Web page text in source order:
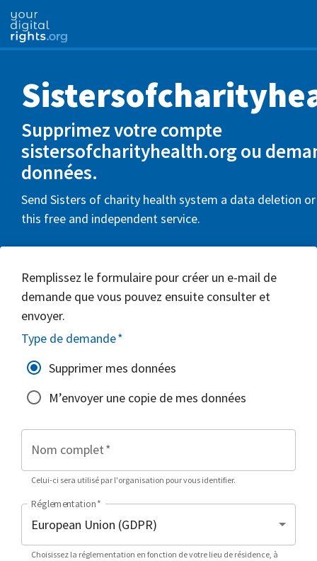
Supprimez votre compte
sistersofcharityhealth.org ou
données.
Send Sisters of charity health system a data deletion
this free and independent service.
Remplissez le formulaire pour créer un e-mail de
demande que vous pouvez ensuite consulter et
envoyer.
Type de demande*
Supprimer mes données
M’envoyer une copie de mes données
Nom complet*
Celui-ci sera utilisé par l'organisation pour vous identifier.
Réglementation*
Choisissez la réglementation en fonction de votre lieu de résidence, à